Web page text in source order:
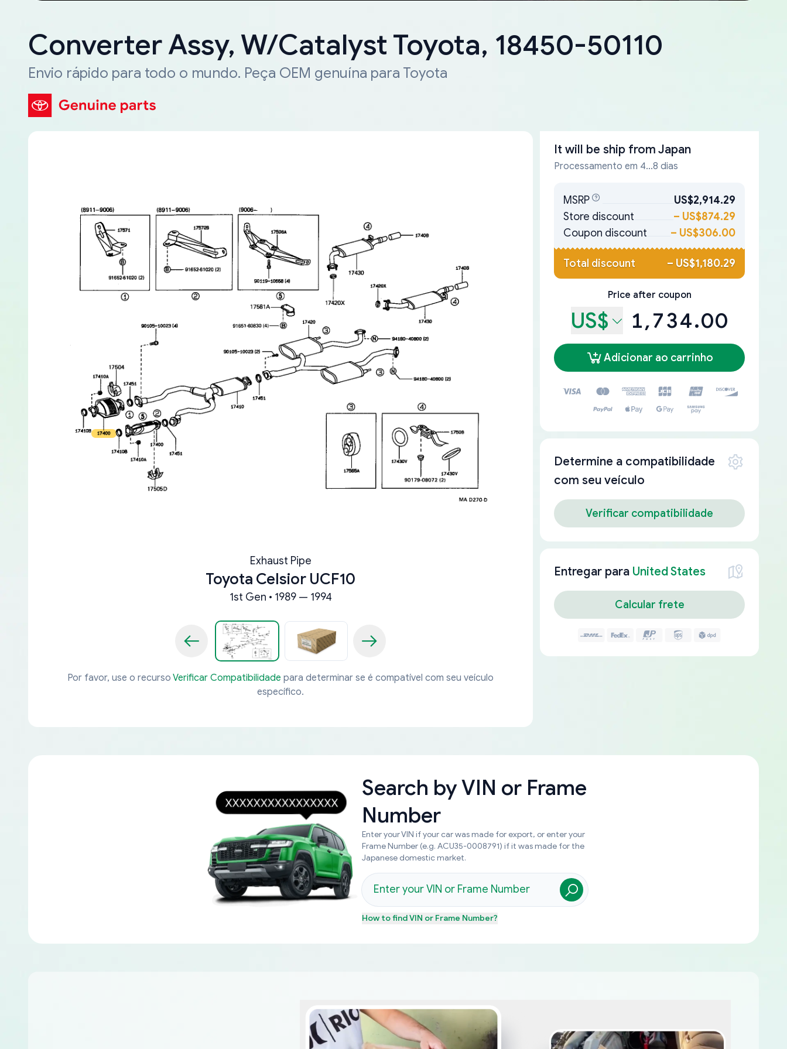
Converter Assy, W/Catalyst Toyota, 18450-50110
Envio rápido para todo o mundo. Peça OEM genuína para Toyota
Exhaust Pipe
Toyota Celsior UCF10
1st Gen • 1989 — 1994
Por favor, use o recurso Verificar Compatibilidade para determinar se é compatível com seu veículo
específico.
It will be ship from Japan
Processamento em 4...8 dias
MSRP
US$2,914.29
Store discount
– US$874.29
Coupon discount
– US$306.00
Total discount – US$1,180.29
Price after coupon
US$ 1,734.00
Adicionar ao carrinho
Determine a compatibilidade
com seu veículo
Verificar compatibilidade
Entregar para United States
Calcular frete
Search byVIN or Frame
Number
Enter your VIN if your car was made for export, or enter your
Frame Number (e.g. ACU35-0008791) if it was made for the
Japanese domestic market.
How to findVIN or Frame Number?